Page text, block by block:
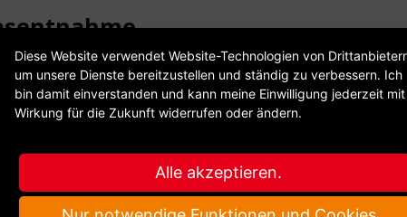
zur Gasversorgung im Netzgebiet der
die Anmeldung der Gasanlage durch ein
auf Antrag.
Download
Diese Website verwendet Website-Technologien von
um unsere Dienste bereitzustellen und ständig zu verbessern. Ich
bin damit einverstanden und kann meine Einwilligung jederzeit mit
Wirkung für die Zukunft widerrufen oder ändern.
Alle akzeptieren.